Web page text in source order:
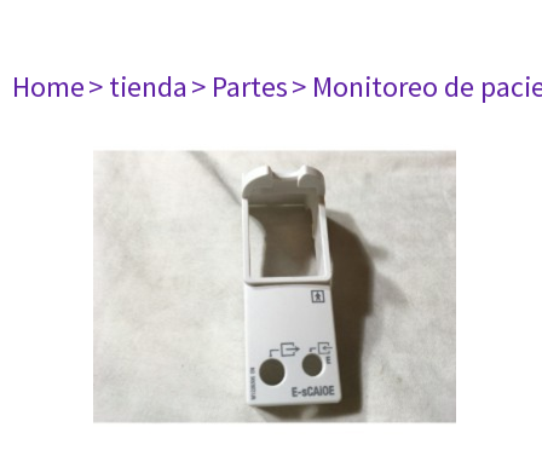
Home> tienda> Partes> Monitoreo de